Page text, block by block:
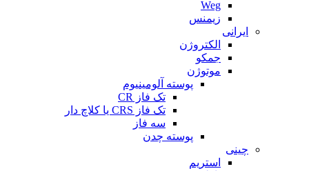
Weg
زیمنس
ایرانی
الکتروژن
جمکو
موتوژن
پوسته آلومینیوم
تک فاز CR
تک فاز CRS یا کلاچ دار
سه فاز
پوسته چدن
چینی
استریم